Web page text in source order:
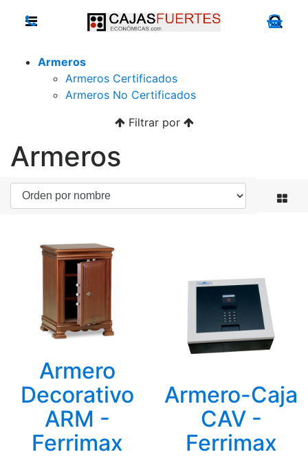
Armeros
Armeros Certificados
Armeros No Certificados
Filtrar por
Armeros
Armero
Decorativo
ARM -
Ferrimax
Armero-Caja
CAV -
Ferrimax